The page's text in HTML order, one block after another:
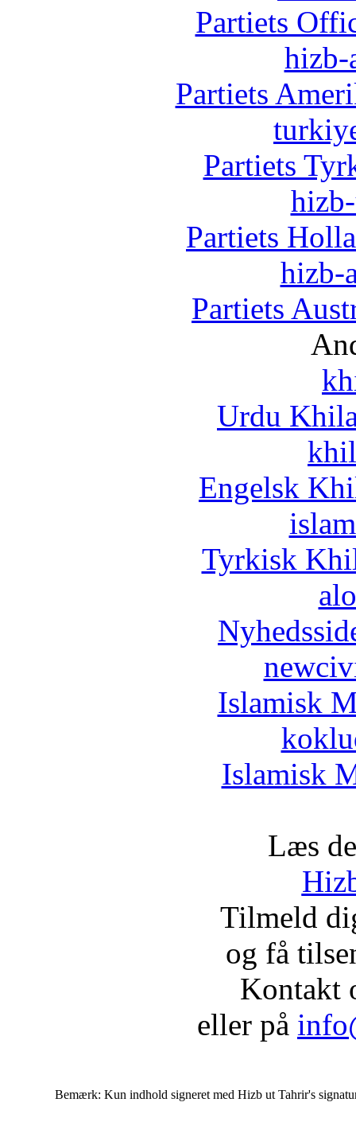
Partiets
hizb-
Partiets
Partiets
Partiets
hizb-
Partiets
Urdu
Engelsk
Tyrkisk
Islamisk
Islamisk
Læs
Tilmeld
og få
Kontakt
eller på
Bemærk: Kun indhold signeret med Hizb ut Tahrir's